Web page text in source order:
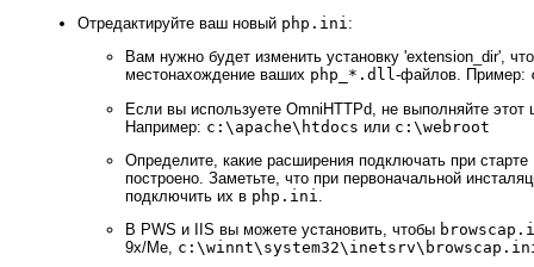
Отредактируйте ваш новый php.ini:
Вам нужно будет изменить установку 'extension_dir',
местонахождение ваших php_*.dll-файлов. Пример:
Если вы используете OmniHTTPd, не выполняйте
Например: c:\apache\htdocs или c:\webroot
Определите, какие расширения подключать при
построено. Заметьте, что при первоначальной
подключить их в php.ini.
В PWS и IIS вы можете установить, чтобы
9x/Me,